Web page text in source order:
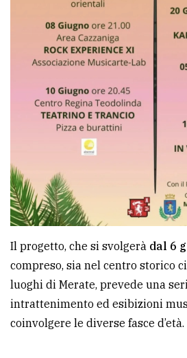
ALTRE
TESTATE
PRIVACY
Privacy
policy
Cookie
policy
Il progetto, che si svolgerà dal 6
compreso, sia nel centro storico
luoghi di Merate, prevede una
intrattenimento ed esibizioni
coinvolgere le diverse fasce d’età.